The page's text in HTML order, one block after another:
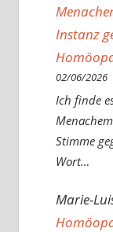
Instanz
02/06/2026
Ich finde
Stimme
Wort…
Marie-